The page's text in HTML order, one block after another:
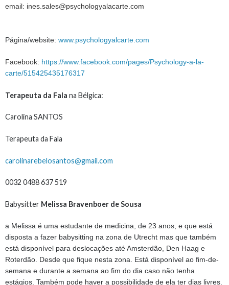
email: ines.sales@psychologyalacarte.com
Página/website: www.psychologyalcarte.com
Facebook: https://www.facebook.com/pages/Psychology-a-la-
carte/515425435176317
Terapeuta da Fala na Bélgica:
Carolina SANTOS
Terapeuta da Fala
carolinarebelosantos@gmail.com
0032 0488 637 519
Babysitter Melissa Bravenboer de Sousa
a Melissa é uma estudante de medicina, de 23 anos, e que está
disposta a fazer babysitting na zona de Utrecht mas que também
está disponível para deslocações até Amsterdão, Den Haag e
Roterdão. Desde que fique nesta zona. Está disponível ao fim-de-
semana e durante a semana ao fim do dia caso não tenha
estágios. Também pode haver a possibilidade de ela ter dias livres.